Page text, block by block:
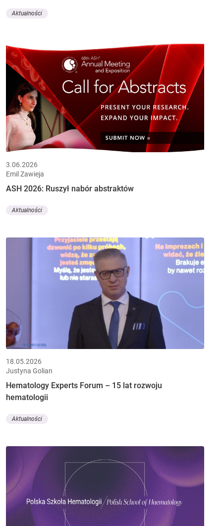
Aktualności
3.06.2026
Emil Zawieja
ASH 2026: Ruszył nabór abstraktów
Aktualności
18.05.2026
Justyna Golian
Hematology Experts Forum – 15 lat rozwoju
hematologii
Aktualności